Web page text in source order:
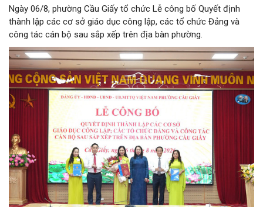
Ngày 06/8, phường Cầu Giấy tổ chức Lễ công bố Quyết định
thành lập các cơ sở giáo dục công lập, các tổ chức Đảng và
công tác cán bộ sau sắp xếp trên địa bàn phường.